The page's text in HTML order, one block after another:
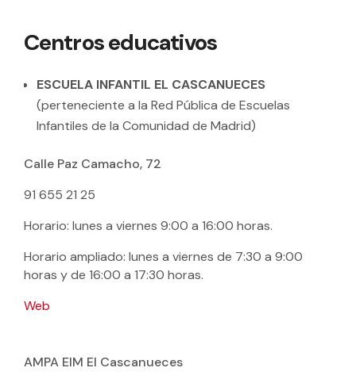
Centros educativos
ESCUELA INFANTIL EL CASCANUECES
(perteneciente a la Red Pública de Escuelas
Infantiles de la Comunidad de Madrid)
Calle Paz Camacho, 72
91 655 21 25
Horario: lunes a viernes 9:00 a 16:00 horas.
Horario ampliado: lunes a viernes de 7:30 a 9:00
horas y de 16:00 a 17:30 horas.
Web
AMPA EIM El Cascanueces